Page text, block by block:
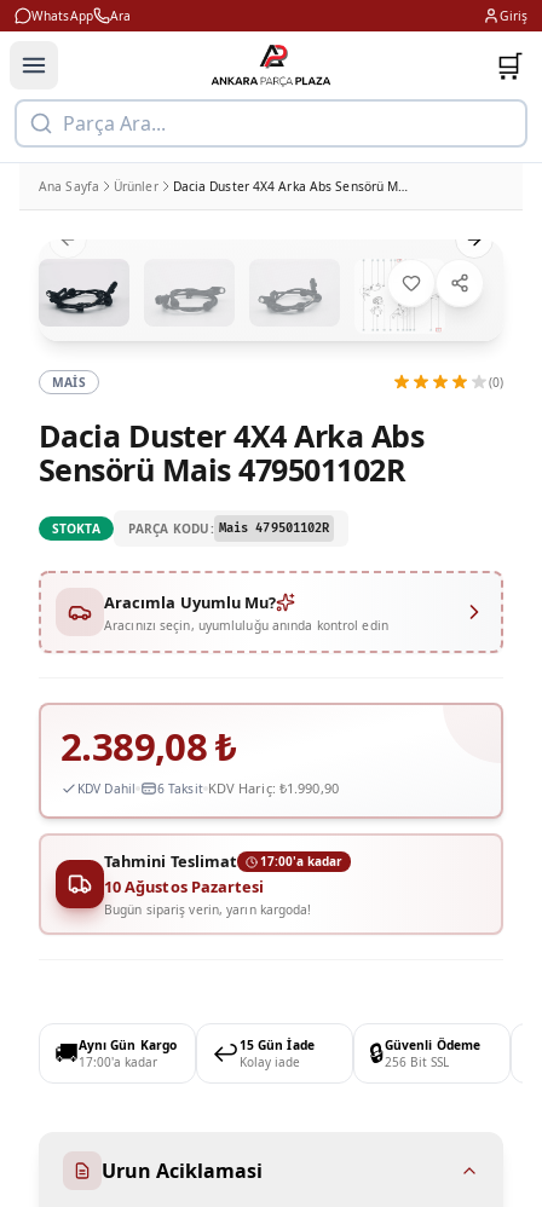
WhatsApp Ara Giriş
🛒
Parça Ara...
Ana Sayfa Ürünler Dacia Duster 4X4 Arka Abs Sensörü Mais 479501102R
Previous slide Next
MAIS (0)
Dacia Duster 4X4 Arka Abs
Sensörü Mais 479501102R
STOKTA PARÇA KODU: Mais 479501102R
Aracımla Uyumlu Mu?
Aracınızı seçin, uyumluluğu anında kontrol edin
2.389,08₺
KDV Dahil 6 Taksit KDV Hariç: ₺1.990,90
Tahmini Teslimat 17:00'a kadar
10 Ağustos Pazartesi
Bugün sipariş verin, yarın kargoda!
🚚Aynı Gün Kargo
17:00'a kadar
↩️15 Gün İade
Kolay iade
🔒Güvenli Ödeme
256 Bit SSL
Urun Aciklamasi